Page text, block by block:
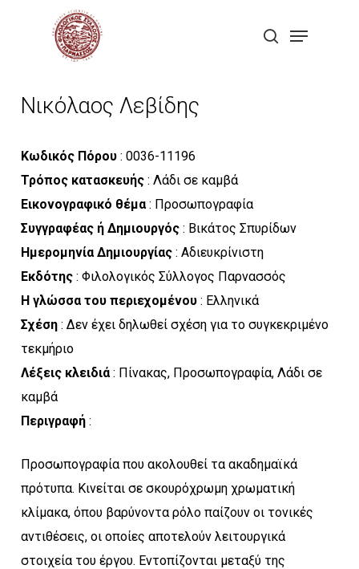
search
Menu
Νικόλαος Λεβίδης
Κωδικός Πόρου: 0036-11196
Τρόπος κατασκευής: Λάδι σε καμβά
Εικονογραφικό θέμα: Προσωπογραφία
Συγγραφέας ή Δημιουργός: Βικάτος Σπυρίδων
Ημερομηνία Δημιουργίας: Αδιευκρίνιστη
Εκδότης: Φιλολογικός Σύλλογος Παρνασσός
Η γλώσσα του περιεχομένου: Ελληνικά
Σχέση: Δεν έχει δηλωθεί σχέση για το συγκεκριμένο
τεκμήριο
Λέξεις κλειδιά: Πίνακας, Προσωπογραφία, Λάδι σε
καμβά
Περιγραφή:
Προσωπογραφία που ακολουθεί τα ακαδημαϊκά
πρότυπα. Κινείται σε σκουρόχρωμη χρωματική
κλίμακα, όπου βαρύνοντα ρόλο παίζουν οι τονικές
αντιθέσεις, οι οποίες αποτελούν λειτουργικά
στοιχεία του έργου. Εντοπίζονται μεταξύ της